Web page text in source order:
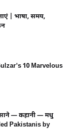
| भाषा, समय,
10 Marvelous
— कहानी — मधु
Pakistanis by